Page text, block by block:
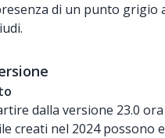
di un punto grigio
dalla versione 23.0
creati nel 2024 possono